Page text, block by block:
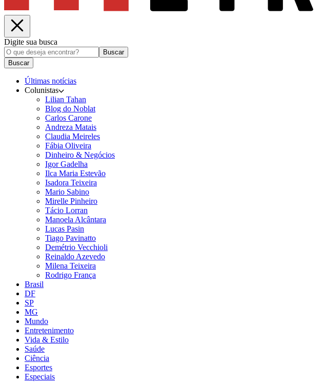
Digite sua busca
Buscar
Buscar
Últimas notícias
Colunistas
Lilian Tahan
Blog do Noblat
Carlos Carone
Andreza Matais
Claudia Meireles
Fábia Oliveira
Dinheiro & Negócios
Igor Gadelha
Ilca Maria Estevão
Isadora Teixeira
Mario Sabino
Mirelle Pinheiro
Tácio Lorran
Manoela Alcântara
Lucas Pasin
Tiago Pavinatto
Demétrio Vecchioli
Reinaldo Azevedo
Milena Teixeira
Rodrigo França
Brasil
DF
SP
MG
Mundo
Entretenimento
Vida & Estilo
Saúde
Ciência
Esportes
Especiais